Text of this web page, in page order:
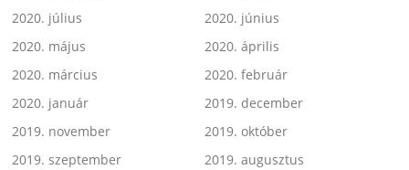
2020. július
2020. június
2020. május
2020. április
2020. március
2020. február
2020. január
2019. december
2019. november
2019. október
2019. szeptember
2019. augusztus